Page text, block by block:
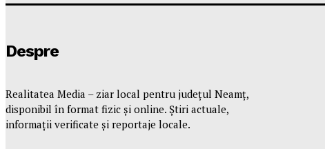
Despre
Realitatea Media – ziar local pentru județul Neamț,
disponibil în format fizic și online. Știri actuale,
informații verificate și reportaje locale.